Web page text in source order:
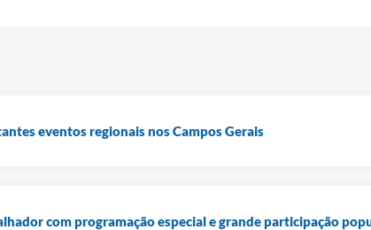
eventos regionais nos Campos Gerais
com programação especial e grande participação